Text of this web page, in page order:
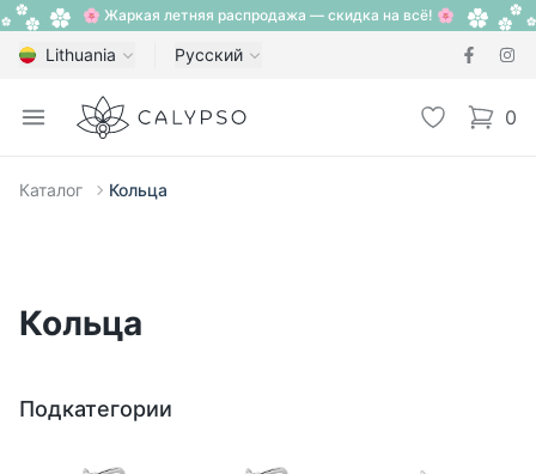
🌸 Жаркая летняя распродажа — скидка на всё! 🌸
Lithuania Русский
Open menu
Calypso Избранное
0
items
Каталог Кольца
Кольца
Подкатегории